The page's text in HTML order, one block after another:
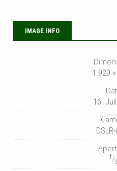
IMAGE INFO
1.920
16.
f⁄